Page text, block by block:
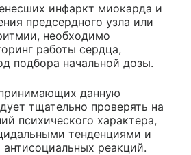
инфаркт миокарда и
предсердного узла или
необходимо
работы сердца,
подбора начальной дозы.
данную
тщательно проверять на
психического характера,
тенденциями и
реакций.